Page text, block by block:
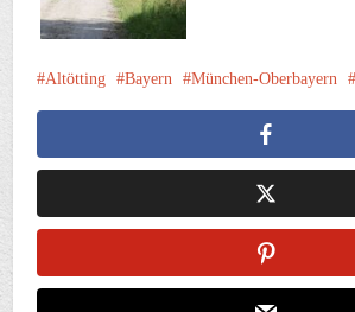
Altötting Bayern München-Oberbayern